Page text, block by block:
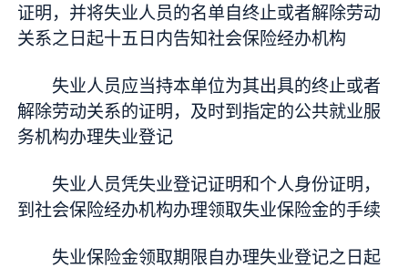
证明，并将失业人员的名单自终止或者解除劳动
关系之日起十五日内告知社会保险经办机构
失业人员应当持本单位为其出具的终止或者
解除劳动关系的证明，及时到指定的公共就业服
务机构办理失业登记
失业人员凭失业登记证明和个人身份证明，
到社会保险经办机构办理领取失业保险金的手续
失业保险金领取期限自办理失业登记之日起